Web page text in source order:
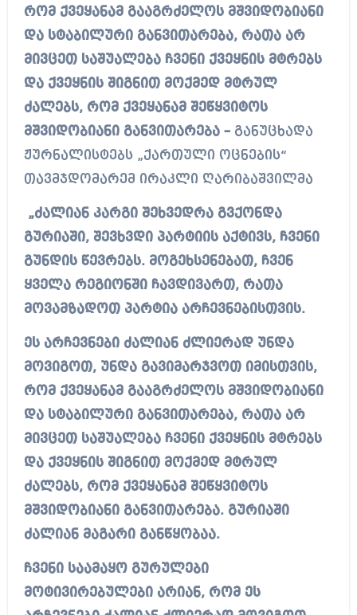
რომ ქვეყანამ გააგრძელოს მშვიდობიანი
და სტაბილური განვითარება, რათა არ
მივცეთ საშუალება ჩვენი ქვეყნის მტრებს
და ქვეყნის შიგნით მოქმედ მტრულ
ძალებს, რომ ქვეყანამ შეწყვიტოს
მშვიდობიანი განვითარება –განუცხადა
ჟურნალისტებს „ქართული ოცნების“
თავმჯდომარემ ირაკლი ღარიბაშვილმა
„ძალიან კარგი შეხვედრა გვქონდა
გურიაში, შევხვდი პარტიის აქტივს, ჩვენი
გუნდის წევრებს. მოგეხსენებათ, ჩვენ
ყველა რეგიონში ჩავდივართ, რათა
მოვამზადოთ პარტია არჩევნებისთვის.
ეს არჩევნები ძალიან ძლიერად უნდა
მოვიგოთ, უნდა გავიმარჯვოთ იმისთვის,
რომ ქვეყანამ გააგრძელოს მშვიდობიანი
და სტაბილური განვითარება, რათა არ
მივცეთ საშუალება ჩვენი ქვეყნის მტრებს
და ქვეყნის შიგნით მოქმედ მტრულ
ძალებს, რომ ქვეყანამ შეწყვიტოს
მშვიდობიანი განვითარება. გურიაში
ძალიან მაგარი განწყობაა.
ჩვენი საამაყო გურულები
მოტივირებულები არიან, რომ ეს